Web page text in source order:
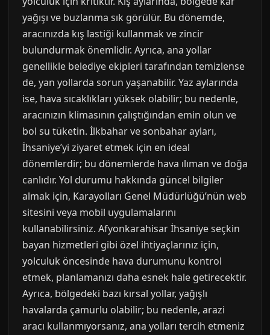
yağışı ve buzlanma sık görülür. Bu dönemde,
aracınızda kış lastiği kullanmak ve zincir
bulundurmak önemlidir. Ayrıca, ana yollar
genellikle belediye ekipleri tarafından temizlense
de, yan yollarda sorun yaşanabilir. Yaz aylarında
ise, hava sıcaklıkları yüksek olabilir; bu nedenle,
aracınızın klimasının çalıştığından emin olun ve
bol su tüketin. İlkbahar ve sonbahar ayları,
İhsaniye’yi ziyaret etmek için en ideal
dönemlerdir; bu dönemlerde hava ılıman ve doğa
canlıdır. Yol durumu hakkında güncel bilgiler
almak için, Karayolları Genel Müdürlüğü’nün web
sitesini veya mobil uygulamalarını
kullanabilirsiniz. Afyonkarahisar İhsaniye seçkin
bayan hizmetleri gibi özel ihtiyaçlarınız için,
yolculuk öncesinde hava durumunu kontrol
etmek, planlamanızı daha esnek hale getirecektir.
Ayrıca, bölgedeki bazı kırsal yollar, yağışlı
havalarda çamurlu olabilir; bu nedenle, arazi
aracı kullanmıyorsanız, ana yolları tercih etmeniz